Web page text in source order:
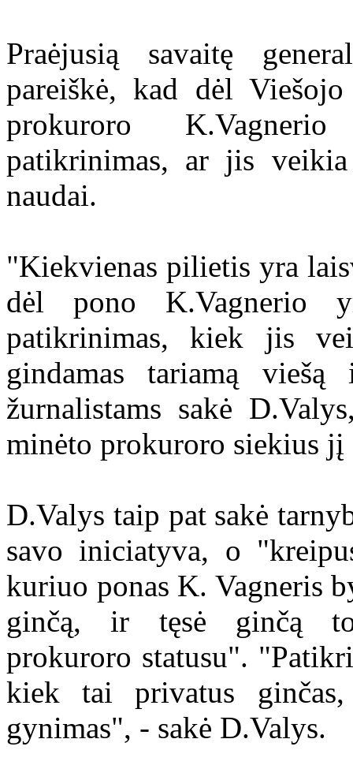
Praėjusią savaitę
pareiškė, kad dėl
prokuroro
patikrinimas, ar jis
naudai.
"Kiekvienas pilietis yra
dėl pono K.Vagnerio
patikrinimas, kiek jis
gindamas tariamą
žurnalistams sakė
minėto prokuroro siekius
D.Valys taip pat sakė
savo iniciatyva, o
kuriuo ponas K. Vagneris
ginčą, ir tęsė ginčą
prokuroro statusu".
kiek tai privatus
gynimas", - sakė D.Valys.